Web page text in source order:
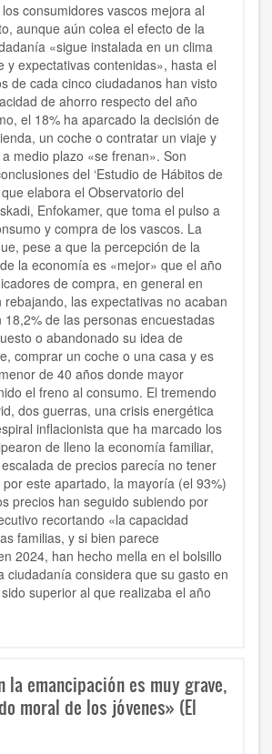
consumidores vascos mejora al
aunque aún colea el efecto de la
«sigue instalada en un clima
y expectativas contenidas», hasta el
de cada cinco ciudadanos han visto
de ahorro respecto del año
el 18% ha aparcado la decisión de
un coche o contratar un viaje y
medio plazo «se frenan». Son
del ‘Estudio de Hábitos de
elabora el Observatorio del
Enfokamer, que toma el pulso a
y compra de los vascos. La
pese a que la percepción de la
la economía es «mejor» que el año
de compra, en general en
rebajando, las expectativas no acaban
de las personas encuestadas
o abandonado su idea de
comprar un coche o una casa y es
de 40 años donde mayor
el freno al consumo. El tremendo
dos guerras, una crisis energética
inflacionista que ha marcado los
de lleno la economía familiar,
de precios parecía no tener
este apartado, la mayoría (el 93%)
precios han seguido subiendo por
recortando «la capacidad
familias, y si bien parece
2024, han hecho mella en el bolsillo
ciudadanía considera que su gasto en
superior al que realizaba el año
la emancipación es muy grave,
moral de los jóvenes» (El